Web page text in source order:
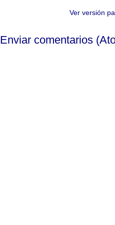
Ver versión
Enviar comentarios